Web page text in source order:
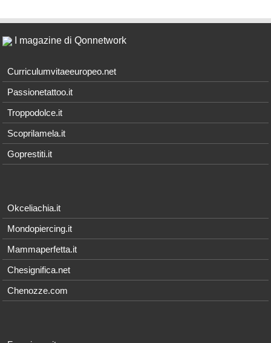
I magazine di Qonnetwork
Curriculumvitaeeuropeo.net
Passionetattoo.it
Troppodolce.it
Scoprilamela.it
Goprestiti.it
Okceliachia.it
Mondopiercing.it
Mammaperfetta.it
Chesignifica.net
Chenozze.com